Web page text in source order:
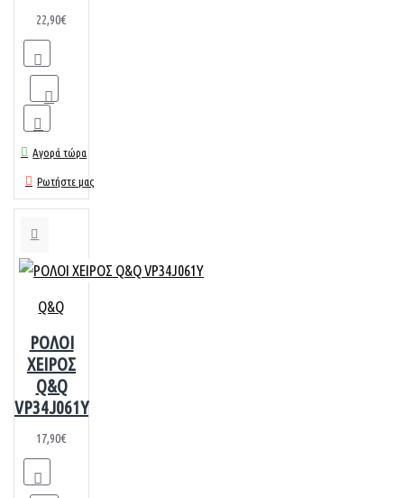
22,90€
Αγορά τώρα
Ρωτήστε μας
Q&Q
ΡΟΛΟΙ
ΧΕΙΡΟΣ
Q&Q
VP34J061Y
17,90€